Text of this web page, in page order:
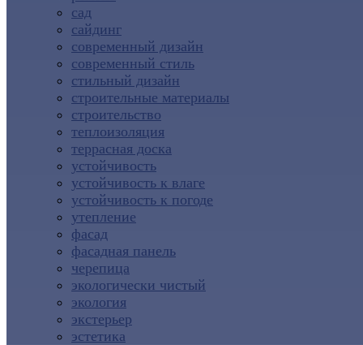
сад
сайдинг
современный дизайн
современный стиль
стильный дизайн
строительные материалы
строительство
теплоизоляция
террасная доска
устойчивость
устойчивость к влаге
устойчивость к погоде
утепление
фасад
фасадная панель
черепица
экологически чистый
экология
экстерьер
эстетика